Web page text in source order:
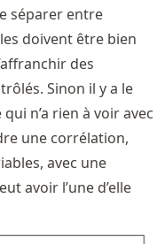
séparer entre
doivent être bien
des
Sinon il y a le
n’a rien à voir avec
une corrélation,
avec une
avoir l’une d’elle